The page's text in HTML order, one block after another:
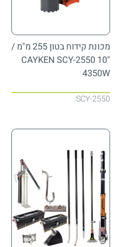
מכונת קידוח בטון 255 מ"מ /
"10 CAYKEN SCY-2550
4350W
SCY-2550